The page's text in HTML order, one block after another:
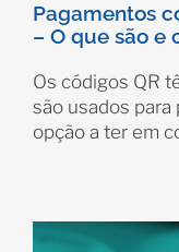
Pagamentos
– O que são e
Os códigos QR
são usados para
opção a ter em